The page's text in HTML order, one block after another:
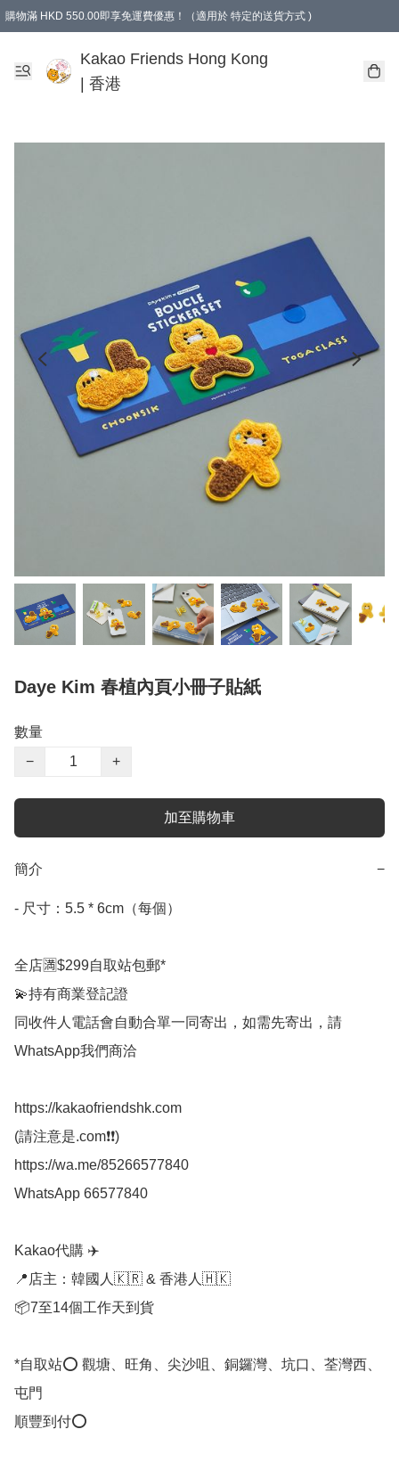
購物滿 HKD 550.00即享免運費優惠！（適用於 特定的送貨方式 )
Kakao Friends Hong Kong
| 香港
Daye Kim 春植內頁小冊子貼紙
數量
−
+
加至購物車
簡介 −
- 尺寸：5.5 * 6cm（每個）
全店🈵$299自取站包郵*
💫持有商業登記證
同收件人電話會自動合單一同寄出，如需先寄出，請
WhatsApp我們商洽
https://kakaofriendshk.com
(請注意是.com❗❗)
https://wa.me/85266577840
WhatsApp 66577840
Kakao代購 ✈️
📍店主：韓國人🇰🇷 & 香港人🇭🇰
📦7至14個工作天到貨
*自取站⭕ 觀塘、旺角、尖沙咀、銅鑼灣、坑口、荃灣西、
屯門
順豐到付⭕